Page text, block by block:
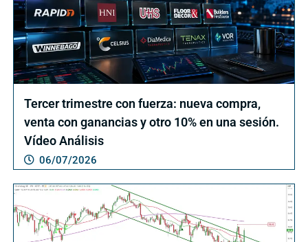
Tercer trimestre con fuerza: nueva compra,
venta con ganancias y otro 10% en una sesión.
Vídeo Análisis
06/07/2026